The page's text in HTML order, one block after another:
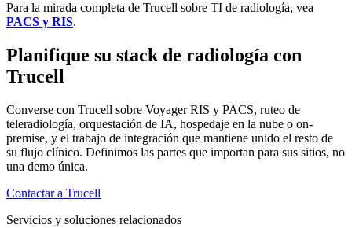
Para la mirada completa de Trucell sobre TI de radiología, vea
PACS y RIS.
Planifique su stack de radiología con
Trucell
Converse con Trucell sobre Voyager RIS y PACS, ruteo de
teleradiología, orquestación de IA, hospedaje en la nube o on-
premise, y el trabajo de integración que mantiene unido el resto de
su flujo clínico. Definimos las partes que importan para sus sitios, no
una demo única.
Contactar a Trucell
Servicios y soluciones relacionados